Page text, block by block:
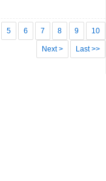
5 6 7 8 9 10
Next > Last >>